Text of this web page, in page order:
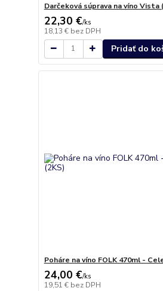
Darčeková súprava na víno Vista
22,30 €/ks
18,13 € bez DPH
Pridať do
Poháre na víno FOLK 470ml -
24,00 €/ks
19,51 € bez DPH